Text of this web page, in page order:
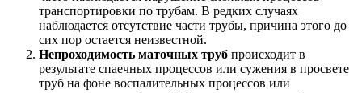
транспортировки по трубам. В редких случаях
наблюдается отсутствие части трубы, причина этого до
сих пор остается неизвестной.
Непроходимость маточных труб происходит в
результате спаечных процессов или сужения в просвете
труб на фоне воспалительных процессов или